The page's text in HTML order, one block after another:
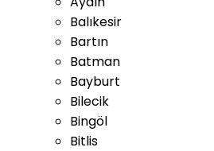
Balıkesir
Bartın
Batman
Bayburt
Bilecik
Bingöl
Bitlis